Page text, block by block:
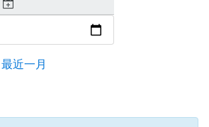
最近一月